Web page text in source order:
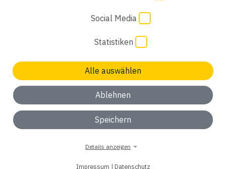
Keinen passenden Job gefunden? Wir freuen uns auf
ok, verstanden
Cookie Einstellungen
Social Media
Statistiken
Alle auswählen
Ablehnen
Speichern
Details anzeigen
Impressum | Datenschutz